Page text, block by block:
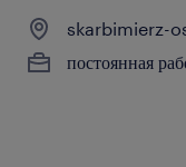
skarbimierz-
постоянная